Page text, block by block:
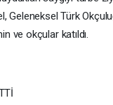
Geleneksel Türk
ve okçular katıldı.